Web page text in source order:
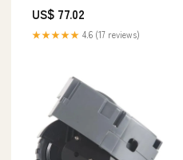
US$ 77.02
★★★★★ 4.6 (17 reviews)